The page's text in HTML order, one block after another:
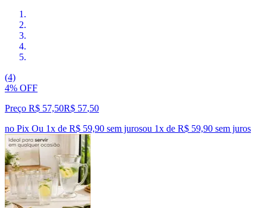
(4)
4% OFF
Preço R$ 57,50R$ 57,50
no Pix Ou 1x de R$ 59,90 sem jurosou 1x de R$ 59,90 sem juros